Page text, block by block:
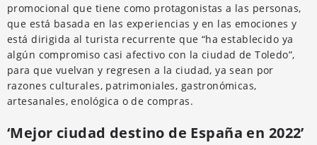
promocional que tiene como protagonistas a las personas,
que está basada en las experiencias y en las emociones y
está dirigida al turista recurrente que “ha establecido ya
algún compromiso casi afectivo con la ciudad de Toledo”,
para que vuelvan y regresen a la ciudad, ya sean por
razones culturales, patrimoniales, gastronómicas,
artesanales, enológica o de compras.
‘Mejor ciudad destino de España en 2022’